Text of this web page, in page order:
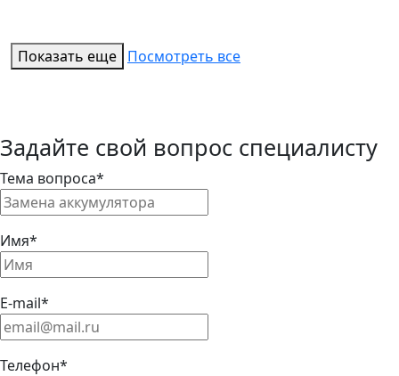
Показать еще Посмотреть все
Задайте свой вопрос специалисту
Тема вопроса*
Имя*
E-mail*
Телефон*